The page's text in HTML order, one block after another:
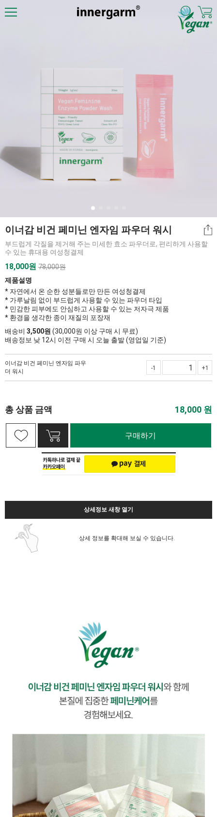
이너감 비건 페미닌 엔자임 파우더 워시
부드럽게 각질을 제거해 주는 미세한 효소 파우더로, 편리하게 사용할
수 있는 휴대용 여성청결제
18,000원 78,000원
제품설명
* 자연에서 온 순한 성분들로만 만든 여성청결제
* 가루날림 없이 부드럽게 사용할 수 있는 파우더 타입
* 민감한 피부에도 안심하고 사용할 수 있는 저자극 제품
* 환경을 생각한 종이 재질의 포장재
배송비 3,500원 (30,000원 이상 구매 시 무료)
배송정보 낮 12시 이전 구매 시 오늘 출발 (영업일 기준)
이너감 비건 페미닌 엔자임 파우
더 워시
+1
-1
총 상품 금액 18,000 원
구매하기
상세정보 새창 열기
상세 정보를 확대해 보실 수 있습니다.